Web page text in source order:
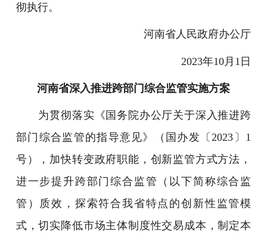
彻执行。
河南省人民政府办公厅
2023年10月1日
河南省深入推进跨部门综合监管实施方案
为贯彻落实《国务院办公厅关于深入推进跨
部门综合监管的指导意见》（国办发〔2023〕1
号），加快转变政府职能，创新监管方式方法，
进一步提升跨部门综合监管（以下简称综合监
管）质效，探索符合我省特点的创新性监管模
式，切实降低市场主体制度性交易成本，制定本